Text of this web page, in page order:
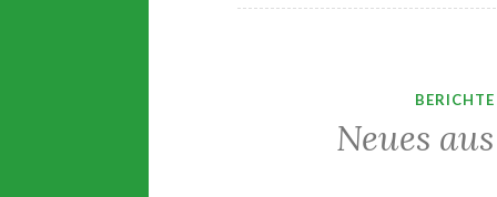
Neues